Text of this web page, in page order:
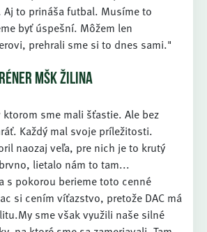
Aj to prináša futbal. Musíme to
byť úspešní. Môžem len
prehrali sme si to dnes sami."
MŠK ŽILINA
sme mali šťastie. Ale bez
Každý mal svoje príležitosti.
naozaj veľa, pre nich je to krutý
lietalo nám to tam...
s pokorou berieme toto cenné
si cením víťazstvo, pretože DAC má
sme však využili naše silné